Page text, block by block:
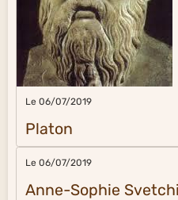
Le 06/07/2019
Platon
Le 06/07/2019
Anne-Sophie